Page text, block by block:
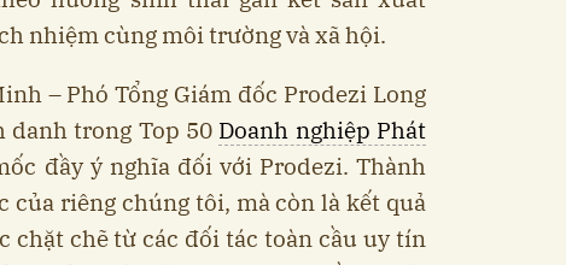
nhiệm cùng môi trường và xã hội.
– Phó Tổng Giám đốc Prodezi Long
danh trong Top 50 Doanh nghiệp Phát
đầy ý nghĩa đối với Prodezi. Thành
của riêng chúng tôi, mà còn là kết quả
chặt chẽ từ các đối tác toàn cầu uy tín